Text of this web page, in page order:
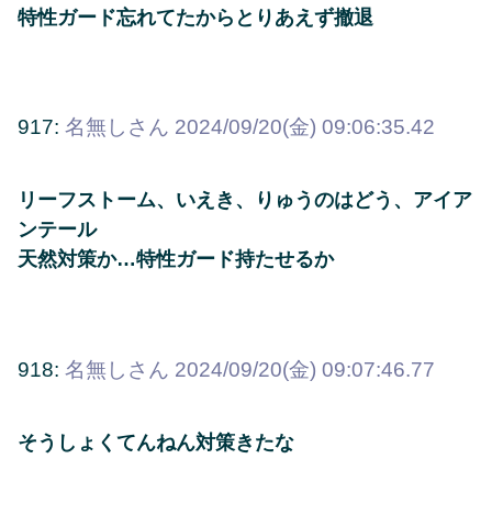
特性ガード忘れてたからとりあえず撤退
917: 名無しさん 2024/09/20(金) 09:06:35.42
リーフストーム、いえき、りゅうのはどう、アイア
ンテール
天然対策か…特性ガード持たせるか
918: 名無しさん 2024/09/20(金) 09:07:46.77
そうしょくてんねん対策きたな